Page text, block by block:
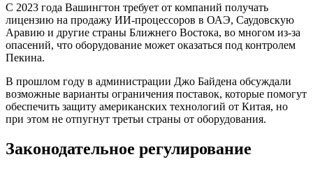
С 2023 года Вашингтон требует от компаний получать
лицензию на продажу ИИ-процессоров в ОАЭ, Саудовскую
Аравию и другие страны Ближнего Востока, во многом из-за
опасений, что оборудование может оказаться под контролем
Пекина.
В прошлом году в администрации Джо Байдена обсуждали
возможные варианты ограничения поставок, которые помогут
обеспечить защиту американских технологий от Китая, но
при этом не отпугнут третьи страны от оборудования.
Законодательное регулирование